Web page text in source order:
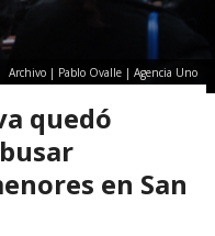
Archivo | Pablo Ovalle | Agencia Uno
quedó
en San